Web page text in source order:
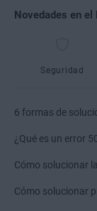
Novedades en el
Seguridad
6 formas de
¿Qué es un error
Cómo solucionar
Cómo solucionar